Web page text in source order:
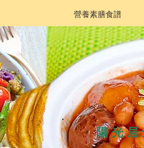
營養素膳食譜
陽光